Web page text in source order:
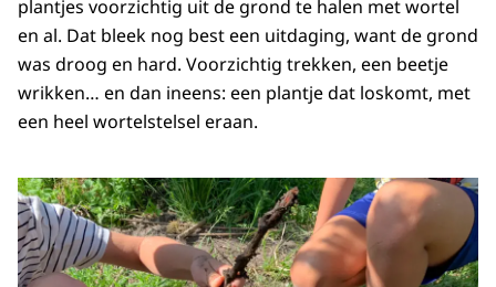
plantjes voorzichtig uit de grond te halen met wortel
en al. Dat bleek nog best een uitdaging, want de grond
was droog en hard. Voorzichtig trekken, een beetje
wrikken… en dan ineens: een plantje dat loskomt, met
een heel wortelstelsel eraan.